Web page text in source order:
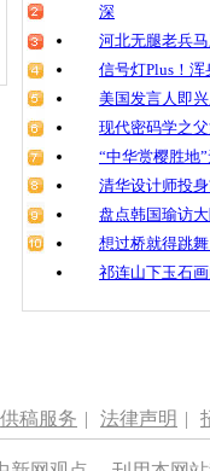
深
河北无腿老兵
信号灯Plus！浑
美国发言人即
现代密码学之
“中华赏樱胜地
清华设计师投
盘点韩国瑜访
想过桥就得跳
祁连山下玉石
供稿服务 | 法律声明 |